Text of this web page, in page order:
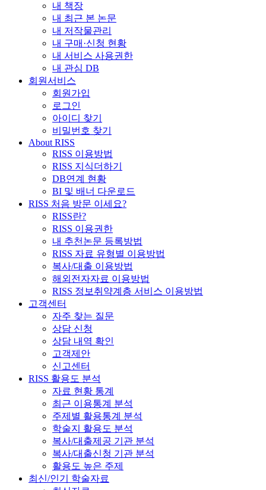
내 책장
내 최근 본 논문
내 저작물관리
내 구매·신청 현황
내 서비스 사용권한
내 관심 DB
회원서비스
회원가입
로그인
아이디 찾기
비밀번호 찾기
About RISS
RISS 이용방법
RISS 지식더하기
DB연계 현황
BI 및 배너 다운로드
RISS 처음 방문 이세요?
RISS란?
RISS 이용권한
내 추천논문 등록방법
RISS 자료 유형별 이용방법
복사/대출 이용방법
해외전자자료 이용방법
RISS 정보취약계층 서비스 이용방법
고객센터
자주 찾는 질문
상담 신청
상담 내역 확인
고객제안
신고센터
RISS 활용도 분석
자료 현황 통계
최근 이용통계 분석
주제별 활용통계 분석
학술지 활용도 분석
복사/대출제공 기관 분석
복사/대출신청 기관 분석
활용도 높은 주제
최신/인기 학술자료